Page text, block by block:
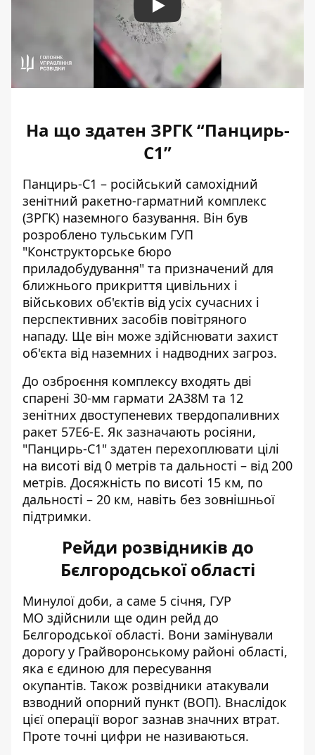
Play
На що здатен ЗРГК “Панцирь-
С1”
Панцирь-С1 – російський самохідний
зенітний ракетно-гарматний комплекс
(ЗРГК) наземного базування. Він був
розроблено тульським ГУП
"Конструкторське бюро
приладобудування" та призначений для
ближнього прикриття цивільних і
військових об'єктів від усіх сучасних і
перспективних засобів повітряного
нападу. Ще він може здійснювати захист
об'єкта від наземних і надводних загроз.
До озброєння комплексу входять дві
спарені 30-мм гармати 2А38М та 12
зенітних двоступеневих твердопаливних
ракет 57Е6-Е. Як зазначають росіяни,
"Панцирь-С1" здатен перехоплювати цілі
на висоті від 0 метрів та дальності – від 200
метрів. Досяжність по висоті 15 км, по
дальності – 20 км, навіть без зовнішньої
підтримки.
Рейди розвідників до
Бєлгородської області
Минулої доби, а саме 5 січня, ГУР
МО здійснили ще один рейд до
Бєлгородської області. Вони замінували
дорогу у Грайворонському районі області,
яка є єдиною для пересування
окупантів. Також розвідники атакували
взводний опорний пункт (ВОП). Внаслідок
цієї операції ворог зазнав значних втрат.
Проте точні цифри не називаються.